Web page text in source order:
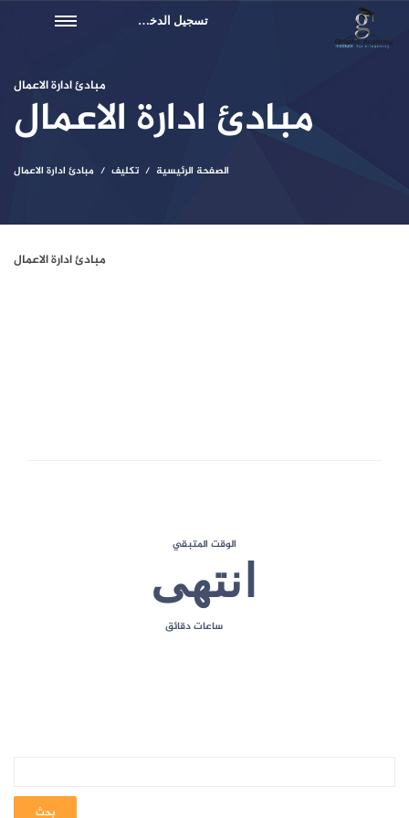
تسجيل الدخول
مبادئ ادارة الاعمال
مبادئ ادارة الاعمال
الصفحة الرئيسية تكليف مبادئ ادارة الاعمال
مبادئ ادارة الاعمال
انتهى
الوقت المتبقي
ساعاتدقائق